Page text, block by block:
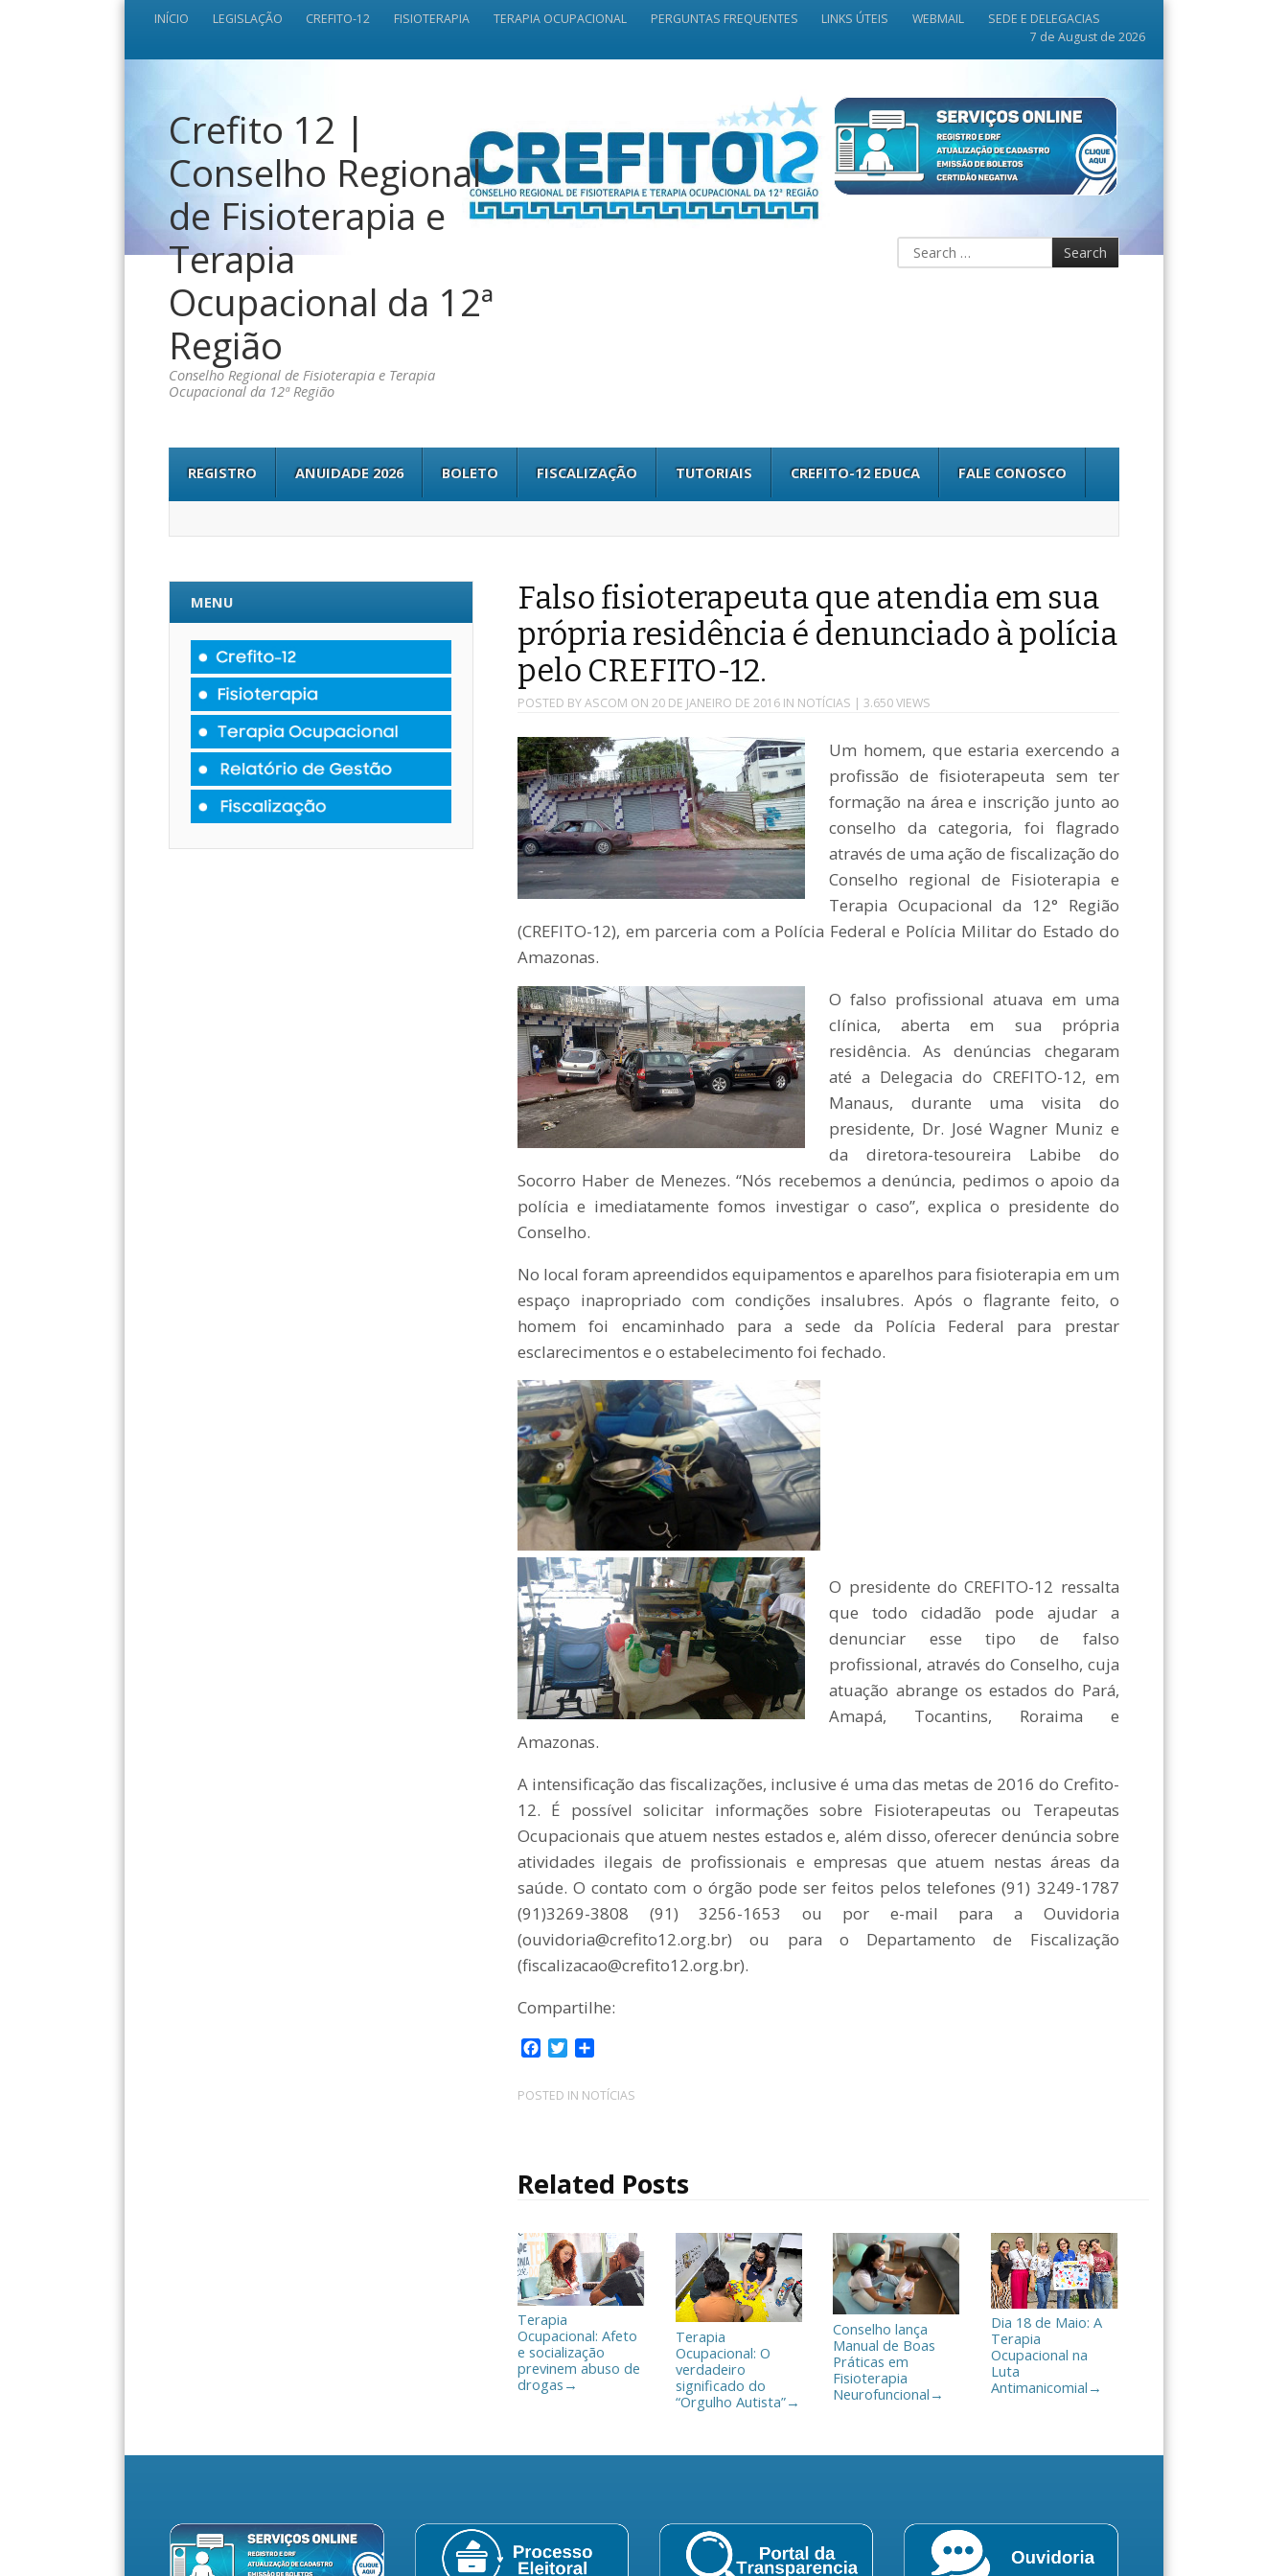
INÍCIO LEGISLAÇÃO CREFITO-12 FISIOTERAPIA TERAPIA OCUPACIONAL PERGUNTAS FREQUENTES LINKS ÚTEIS WEBMAIL
SEDE E DELEGACIAS
7 de August de 2026
Crefito 12 |
Conselho Regional
de Fisioterapia e
Terapia
Ocupacional da 12ª
Região
Conselho Regional de Fisioterapia e Terapia
Ocupacional da 12ª Região
REGISTRO ANUIDADE 2026 BOLETO FISCALIZAÇÃO TUTORIAIS CREFITO-12 EDUCA FALE CONOSCO
Falso fisioterapeuta que atendia em sua
própria residência é denunciado à polícia
pelo CREFITO-12.
POSTED BYASCOM ON 20 DE JANEIRO DE 2016IN NOTÍCIAS | 3.650 VIEWS
Um homem, que estaria exercendo a
profissão de fisioterapeuta sem ter
formação na área e inscrição junto ao
conselho da categoria, foi flagrado
através de uma ação de fiscalização do
Conselho regional de Fisioterapia e
Terapia Ocupacional da 12° Região
(CREFITO-12), em parceria com a Polícia Federal e Polícia Militar do Estado do
Amazonas.
O falso profissional atuava em uma
clínica, aberta em sua própria
residência. As denúncias chegaram
até a Delegacia do CREFITO-12, em
Manaus, durante uma visita do
presidente, Dr. José Wagner Muniz e
da diretora-tesoureira Labibe do
Socorro Haber de Menezes. “Nós recebemos a denúncia, pedimos o apoio da
polícia e imediatamente fomos investigar o caso”, explica o presidente do
Conselho.
No local foram apreendidos equipamentos e aparelhos para fisioterapia em um
espaço inapropriado com condições insalubres. Após o flagrante feito, o
homem foi encaminhado para a sede da Polícia Federal para prestar
esclarecimentos e o estabelecimento foi fechado.
O presidente do CREFITO-12 ressalta
que todo cidadão pode ajudar a
denunciar esse tipo de falso
profissional, através do Conselho, cuja
atuação abrange os estados do Pará,
Amapá, Tocantins, Roraima e
Amazonas.
A intensificação das fiscalizações, inclusive é uma das metas de 2016 do Crefito-
12. É possível solicitar informações sobre Fisioterapeutas ou Terapeutas
Ocupacionais que atuem nestes estados e, além disso, oferecer denúncia sobre
atividades ilegais de profissionais e empresas que atuem nestas áreas da
saúde. O contato com o órgão pode ser feitos pelos telefones (91) 3249-1787
(91)3269-3808 (91) 3256-1653 ou por e-mail para a Ouvidoria
(ouvidoria@crefito12.org.br) ou para o Departamento de Fiscalização
(fiscalizacao@crefito12.org.br).
Compartilhe:
c
e
k
i
t
m
p
i
a
r
POSTED IN NOTÍCIAS
Related Posts
Terapia
Ocupacional: Afeto
e socialização
previnem abuso de
drogas →
Terapia
Ocupacional: O
verdadeiro
significado do
“Orgulho Autista”→
Conselho lança
Manual de Boas
Práticas em
Fisioterapia
Neurofuncional →
Dia 18 de Maio: A
Terapia
Ocupacional na
Luta
Antimanicomial →
MENU